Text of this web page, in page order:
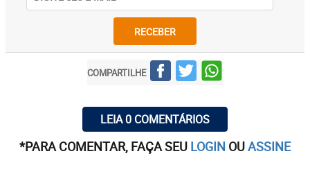
RECEBER
COMPARTILHE
LEIA 0 COMENTÁRIOS
*PARA COMENTAR, FAÇA SEU LOGIN OUASSINE